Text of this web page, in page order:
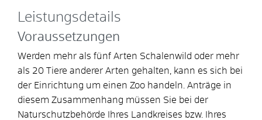
Leistungsdetails
Voraussetzungen
Werden mehr als fünf Arten Schalenwild oder mehr
als 20 Tiere anderer Arten gehalten, kann es sich bei
der Einrichtung um einen Zoo handeln. Anträge in
diesem Zusammenhang müssen Sie bei der
Naturschutzbehörde Ihres Landkreises bzw. Ihres